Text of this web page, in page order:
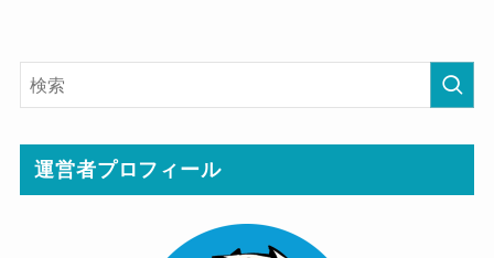
運営者プロフィール